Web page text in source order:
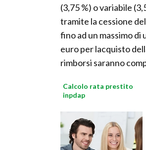
(3,75 %) o variabile
tramite la cessione
fino ad un massimo
euro per lacquisto
rimborsi saranno
Calcolo rata prestito
inpdap